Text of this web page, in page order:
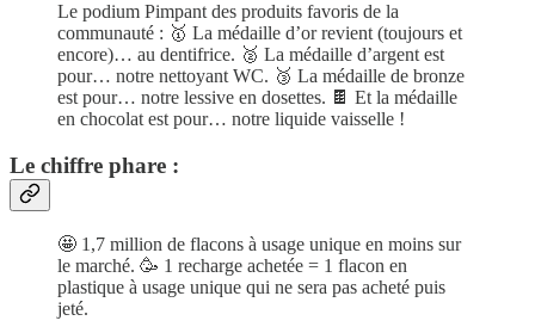
Le podium Pimpant des produits favoris de la
communauté : 🥇 La médaille d’or revient (toujours et
encore)… au dentifrice. 🥈 La médaille d’argent est
pour… notre nettoyant WC. 🥉 La médaille de bronze
est pour… notre lessive en dosettes. 🍫 Et la médaille
en chocolat est pour… notre liquide vaisselle !
Le chiffre phare :
🤩 1,7 million de flacons à usage unique en moins sur
le marché. 🥳 1 recharge achetée = 1 flacon en
plastique à usage unique qui ne sera pas acheté puis
jeté.